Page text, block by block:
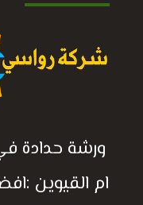
ورشة حدادة
ام القيوين